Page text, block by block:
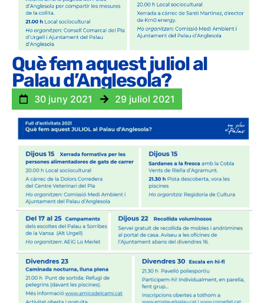
Què fem aquest juliol al
Palau d’Anglesola?
30 juny 2021 29 juliol 2021